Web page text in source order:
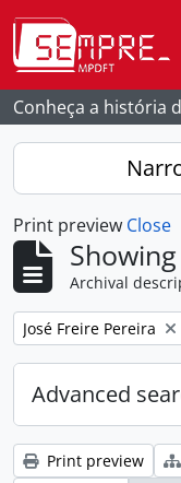
Skip to main content
Conheça a história
Print preview Close
Archival
Remove filter:
José Freire Pereira
Advanced
Print preview